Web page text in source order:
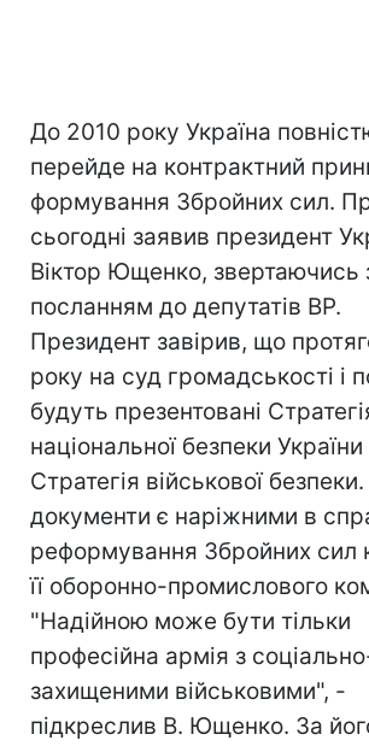
До 2010 року Україна
перейде на контрактний
формування Збройних сил.
сьогодні заявив президент
Віктор Ющенко, звертаючись
посланням до депутатів ВР.
Президент завірив, що
року на суд громадськості і
будуть презентовані
національної безпеки України
Стратегія військової безпеки.
документи є наріжними в
реформування Збройних сил
її оборонно-промислового
"Надійною може бути тільки
професійна армія з
захищеними військовими", -
підкреслив В. Ющенко. За